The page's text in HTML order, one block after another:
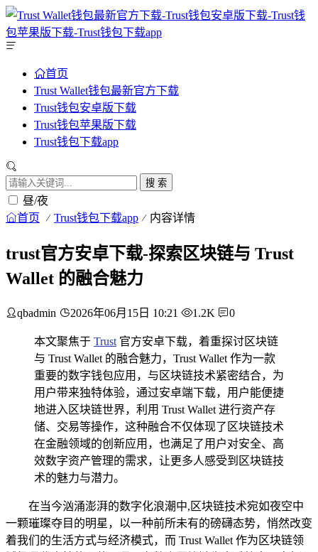
首页
Trust Wallet钱包最新官方下载
Trust钱包安卓版下载
Trust钱包苹果版下载
Trust钱包下载app
搜 索
昼/夜
首页 Trust钱包下载app 内容详情
trust官方安卓下载-探索区块链与 Trust
Wallet 的融合魅力
qbadmin 2026年06月15日 10:21 1.2K 0
本文聚焦于 Trust 官方安卓下载，着重探讨区块链
与 Trust Wallet 的融合魅力，Trust Wallet 作为一款
重要的数字钱包应用，与区块链技术紧密结合，为
用户带来独特体验，通过安卓端下载，用户能便捷
地进入区块链世界，利用 Trust Wallet 进行资产存
储、交易等操作，这种融合不仅体现了区块链技术
在金融领域的创新应用，也满足了用户对安全、高
效数字资产管理的需求，让更多人感受到区块链技
术的魅力与潜力。
在当今汹涌澎湃的数字化浪潮中,区块链技术宛如夜空中
一颗璀璨夺目的明星，以一种前所未有的磅礴态势，悄然改变
着我们的生活方式与经济模式，而 Trust Wallet 作为区块链领